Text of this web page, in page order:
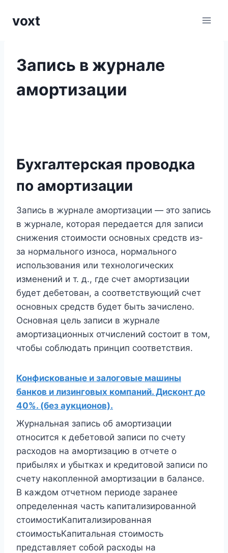
voxt
Запись в журнале
амортизации
Бухгалтерская проводка
по амортизации
Запись в журнале амортизации — это запись
в журнале, которая передается для записи
снижения стоимости основных средств из-
за нормального износа, нормального
использования или технологических
изменений и т. д., где счет амортизации
будет дебетован, а соответствующий счет
основных средств будет быть зачислено.
Основная цель записи в журнале
амортизационных отчислений состоит в том,
чтобы соблюдать принцип соответствия.
Конфискованые и залоговые машины
банков и лизинговых компаний. Дисконт до
40%. (без аукционов).
Журнальная запись об амортизации
относится к дебетовой записи по счету
расходов на амортизацию в отчете о
прибылях и убытках и кредитовой записи по
счету накопленной амортизации в балансе.
В каждом отчетном периоде заранее
определенная часть капитализированной
стоимостиКапитализированная
стоимостьКапитальная стоимость
представляет собой расходы на